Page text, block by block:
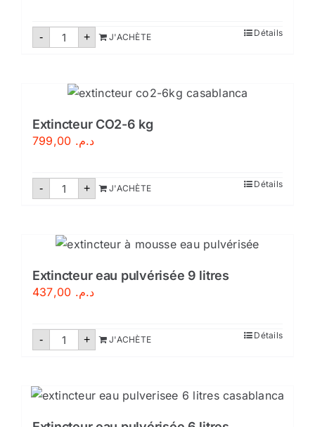
- quantité
+ J'ACHÈTE Détails
Extincteur CO2-6 kg
د.م.
- quantité
kg
+ J'ACHÈTE Détails
Extincteur eau pulvérisée 9 litres
د.م.
- quantité
9
litres
+ J'ACHÈTE Détails